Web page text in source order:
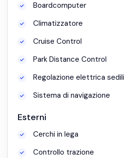
Boardcomputer
Climatizzatore
Cruise Control
Park Distance Control
Regolazione elettrica sedili
Sistema di navigazione
Esterni
Cerchi in lega
Controllo trazione